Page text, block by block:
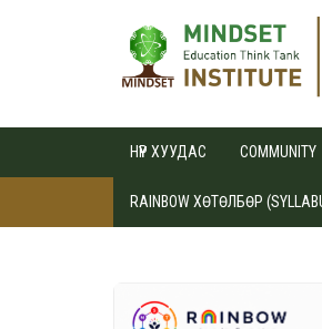
НҮҮР ХУУДАС COMMUNITY
RAINBOW ХӨТӨЛБӨР